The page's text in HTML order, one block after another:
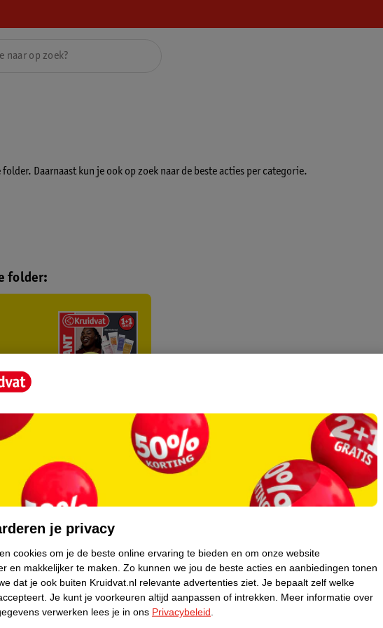
Daarnaast kun je ook op zoek naar de beste acties per categorie.
folder:
Over Kruidvat
Pers
Winkelformule
Bedrijfsgegevens
je privacy
cookies om je de beste online ervaring te bieden en om onze website
en makkelijker te maken. Zo kunnen we jou de beste acties en aanbiedingen tonen
dat je ook buiten Kruidvat.nl relevante advertenties ziet. Je bepaalt zelf welke
Je kunt je voorkeuren altijd aanpassen of intrekken.
Meer informatie over
verwerken lees je in ons Privacybeleid